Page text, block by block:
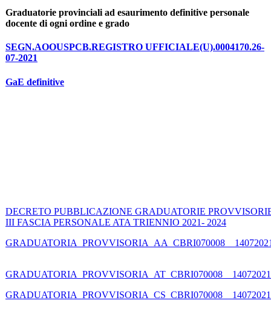
Graduatorie provinciali ad esaurimento definitive personale
docente di ogni ordine e grado
SEGN.AOOUSPCB.REGISTRO UFFICIALE(U).0004170.26-
07-2021
GaE definitive
DECRETO PUBBLICAZIONE GRADUATORIE
III FASCIA PERSONALE ATA TRIENNIO 2021- 2024
GRADUATORIA_PROVVISORIA_AT_CBRI070008__14072021
GRADUATORIA_PROVVISORIA_CS_CBRI070008__14072021